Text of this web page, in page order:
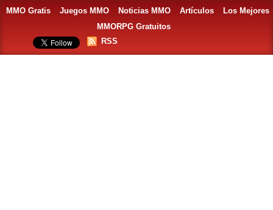
MMO Gratis Juegos MMO Noticias MMO Artículos
Los Mejores
MMORPG Gratuitos
RSS